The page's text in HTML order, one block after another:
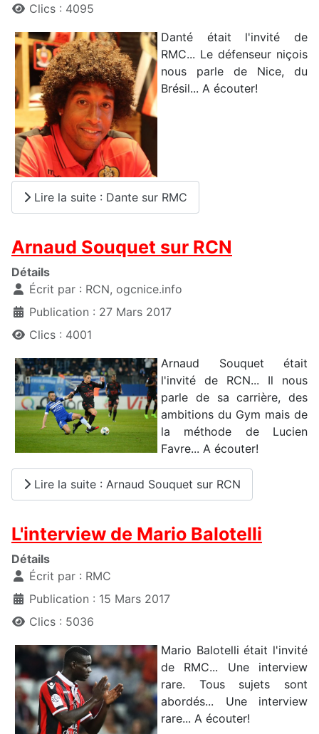
Clics : 4095
Danté était l'invité de
RMC... Le défenseur niçois
nous parle de Nice, du
Brésil... A écouter!
Lire la suite : Dante sur RMC
Arnaud Souquet sur RCN
Détails
Écrit par : RCN, ogcnice.info
Publication : 27 Mars 2017
Clics : 4001
Arnaud Souquet était
l'invité de RCN... Il nous
parle de sa carrière, des
ambitions du Gym mais de
la méthode de Lucien
Favre... A écouter!
Lire la suite : Arnaud Souquet sur RCN
L'interview de Mario Balotelli
Détails
Écrit par : RMC
Publication : 15 Mars 2017
Clics : 5036
Mario Balotelli était l'invité
de RMC... Une interview
rare. Tous sujets sont
abordés... Une interview
rare... A écouter!